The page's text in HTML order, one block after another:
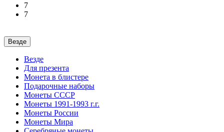
7
7
Везде
Везде
Для презента
Монета в блистере
Подарочные наборы
Монеты СССР
Монеты 1991-1993 г.г.
Монеты России
Монеты Мира